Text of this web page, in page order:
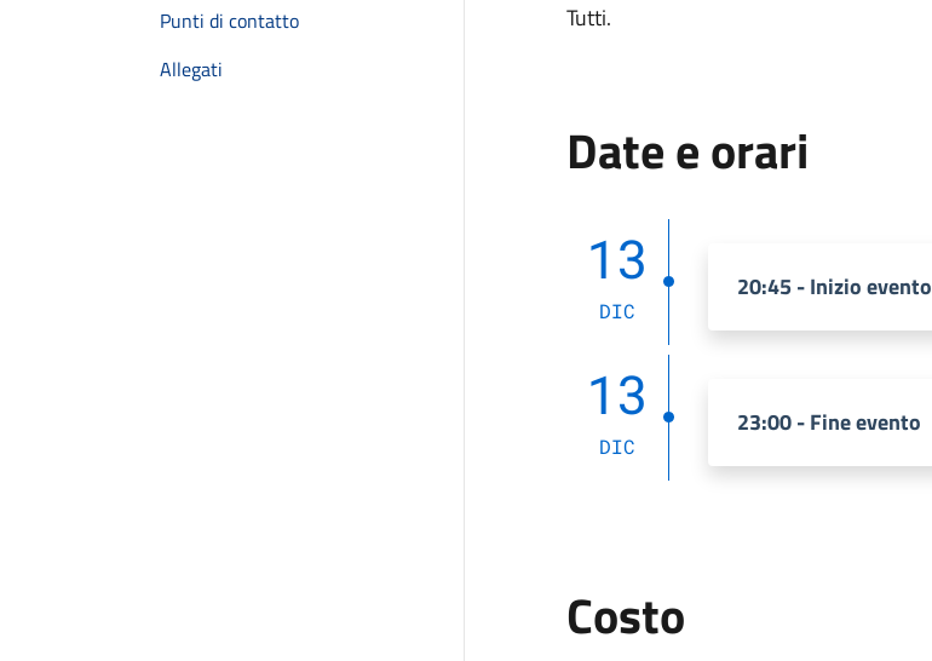
Punti di contatto
Allegati
Tutti.
Date e orari
13
DIC
20:45 - Inizio evento
13
DIC
23:00 - Fine evento
Costo